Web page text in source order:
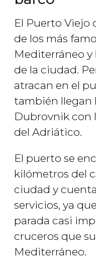
El Puerto Viejo
de los más
Mediterráneo y
de la ciudad.
atracan en el
también llegan
Dubrovnik con
del Adriático.
El puerto se
kilómetros del
ciudad y
servicios, ya
parada casi
cruceros que
Mediterráneo.